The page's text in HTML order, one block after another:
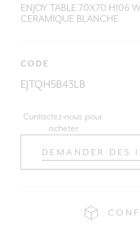
ENJOY TABLE 70X70 H106
CERAMIQUE BLANCHE
CODE
EJTQH5B43LB
Contactez-nous pour
acheter
DEMANDER DES